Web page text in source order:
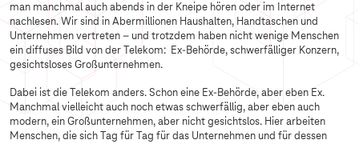
man manchmal auch abends in der Kneipe hören oder im Internet
nachlesen. Wir sind in Abermillionen Haushalten, Handtaschen und
Unternehmen vertreten – und trotzdem haben nicht wenige Menschen
ein diffuses Bild von der Telekom: Ex-Behörde, schwerfälliger Konzern,
gesichtsloses Großunternehmen.
Dabei ist die Telekom anders. Schon eine Ex-Behörde, aber eben Ex.
Manchmal vielleicht auch noch etwas schwerfällig, aber eben auch
modern, ein Großunternehmen, aber nicht gesichtslos. Hier arbeiten
Menschen, die sich Tag für Tag für das Unternehmen und für dessen